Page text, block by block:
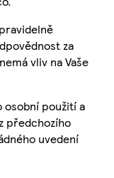
za
vliv na Vaše
osobní použití a
předchozího
uvedení